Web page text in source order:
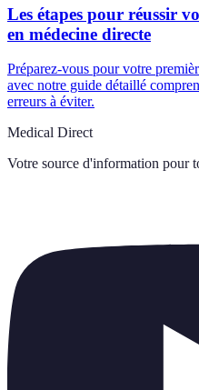
Les étapes pour réussir
en médecine directe
Préparez-vous pour votre
avec notre guide détaillé
erreurs à éviter.
Medical Direct
Votre source d'information pour